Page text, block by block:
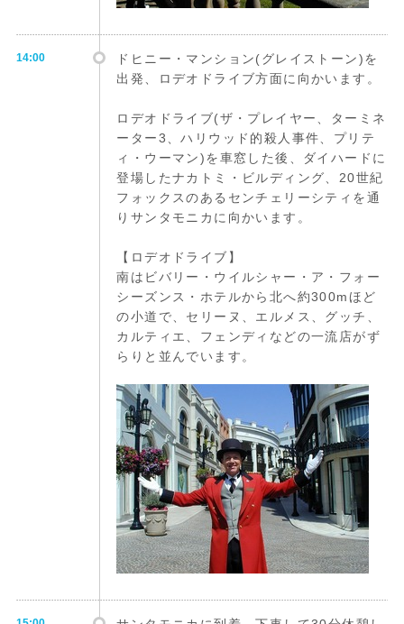
14:00
ドヒニー・マンション(グレイストーン)を
出発、ロデオドライブ方面に向かいます。
ロデオドライブ(ザ・プレイヤー、ターミネ
ーター3、ハリウッド的殺人事件、プリテ
ィ・ウーマン)を車窓した後、ダイハードに
登場したナカトミ・ビルディング、20世紀
フォックスのあるセンチェリーシティを通
りサンタモニカに向かいます。
【ロデオドライブ】
南はビバリー・ウイルシャー・ア・フォー
シーズンス・ホテルから北へ約300mほど
の小道で、セリーヌ、エルメス、グッチ、
カルティエ、フェンディなどの一流店がず
らりと並んでいます。